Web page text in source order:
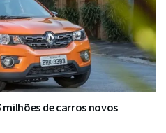
milhões de carros novos